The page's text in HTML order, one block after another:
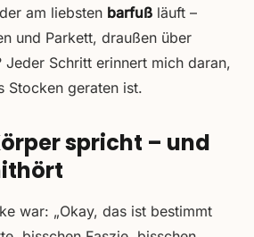
am liebsten barfuß läuft –
und Parkett, draußen über
Jeder Schritt erinnert mich daran,
Stocken geraten ist.
spricht – und
war: „Okay, das ist bestimmt